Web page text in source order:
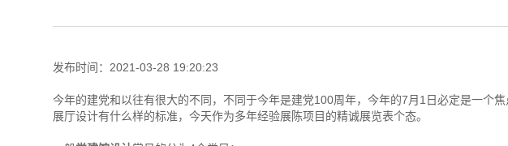
发布时间：2021-03-28 19:20:23
今年的建党和以往有很大的不同，不同于今年是建党100周年，今年的7月1日必定是一个
展厅设计有什么样的标准，今天作为多年经验展陈项目的精诚展览表个态。